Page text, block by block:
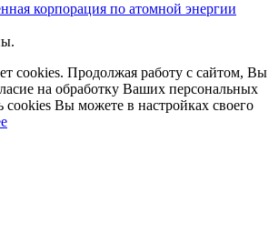
корпорация по атомной энергии
cookies. Продолжая работу с сайтом, Вы
на обработку Ваших персональных
Вы можете в настройках своего